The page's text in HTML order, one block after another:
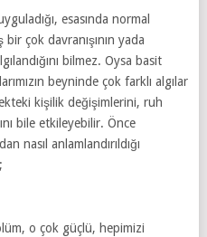
esasında normal
bir çok davranışının yada
bilmez. Oysa basit
beyninde çok farklı algılar
kişilik değişimlerini, ruh
bile etkileyebilir. Önce
nasıl anlamlandırıldığı
o çok güçlü, hepimizi